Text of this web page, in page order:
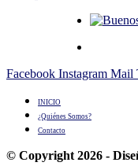
Facebook Instagram Mail
INICIO
¿Quiénes Somos?
Contacto
© Copyright 2026 -